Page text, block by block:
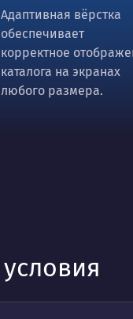
Адаптивная вёрстка
обеспечивает
корректное
каталога на экранах
любого размера.